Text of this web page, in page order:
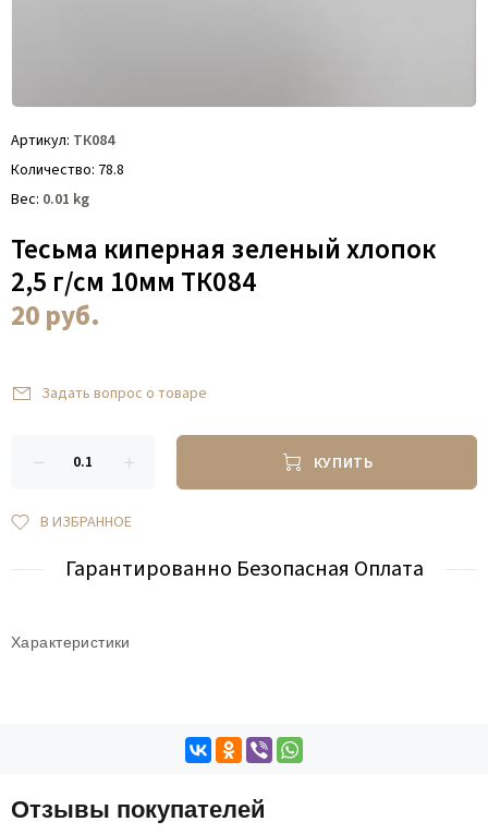
Артикул ТК084
Количество 78.8
Вес 0.01 kg
Тесьма киперная зеленый хлопок
2,5 г/см 10мм ТК084
20руб.
Задать вопрос о товаре
КУПИТЬ
В ИЗБРАННОЕ
Гарантированно Безопасная Оплата
Характеристики
Отзывы покупателей